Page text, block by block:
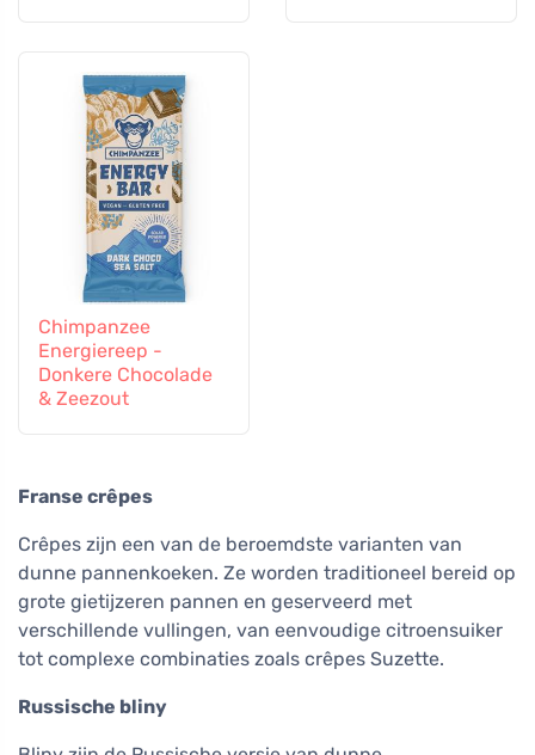
Chimpanzee
Energiereep -
Donkere Chocolade
& Zeezout
Franse crêpes
Crêpes zijn een van de beroemdste varianten van
dunne pannenkoeken. Ze worden traditioneel bereid op
grote gietijzeren pannen en geserveerd met
verschillende vullingen, van eenvoudige citroensuiker
tot complexe combinaties zoals crêpes Suzette.
Russische bliny